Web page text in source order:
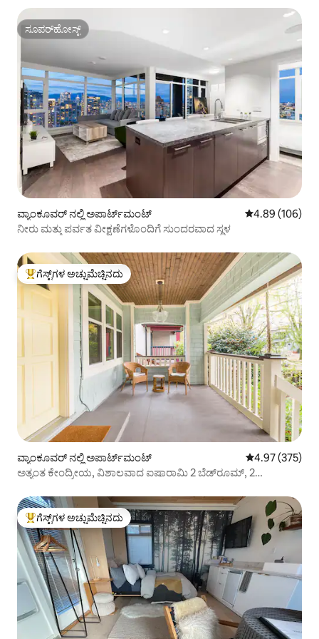
ಸೂಪರ್‌ಹೋಸ್ಟ್
ಸೂಪರ್‌ಹೋಸ್ಟ್
ವ್ಯಾಂಕೂವರ್ ನಲ್ಲಿ ಅಪಾರ್ಟ್‌ಮಂಟ್ 5 ರಲ್ಲಿ 4.89
4.89 (106)
ನೀರು ಮತ್ತು ಪರ್ವತ ವೀಕ್ಷಣೆಗಳೊಂದಿಗೆ ಸುಂದರವಾದ ಸ್ಥಳ
ಗೆಸ್ಟ್‌ಗಳಿಗೆ ಅತಿ ಹೆಚ್ಚು ಅಚ್ಚುಮೆಚ್ಚಿನದು
ಗೆಸ್ಟ್‌ಗಳ ಅಚ್ಚುಮೆಚ್ಚಿನದು
ವ್ಯಾಂಕೂವರ್ ನಲ್ಲಿ ಅಪಾರ್ಟ್‌ಮಂಟ್ 5 ರಲ್ಲಿ 4.97
4.97 (375)
ಅತ್ಯಂತ ಕೇಂದ್ರೀಯ, ವಿಶಾಲವಾದ ಐಷಾರಾಮಿ 2 ಬೆಡ್‌ರೂಮ್, 2
ಗೆಸ್ಟ್‌ಗಳಿಗೆ ಅತಿ ಹೆಚ್ಚು ಅಚ್ಚುಮೆಚ್ಚಿನದು
ಗೆಸ್ಟ್‌ಗಳ ಅಚ್ಚುಮೆಚ್ಚಿನದು